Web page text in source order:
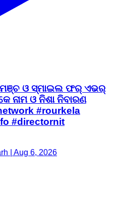
ମଞ୍ଚ ଓ ସ୍ମାଇଲ ଫର୍ ଏଭର୍
ନାମ ଓ ନିଶା ନିବାରଣ
#rourkela
#directornit
| Aug 6, 2026